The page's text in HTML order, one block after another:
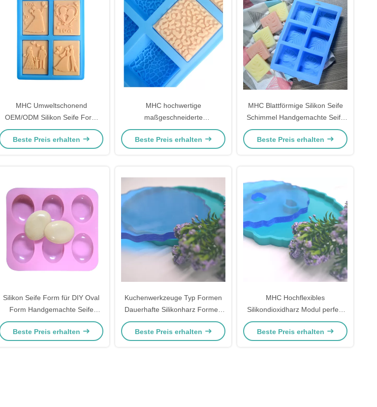
MHC Umweltschonend
OEM/ODM Silikon Seife Form
Anpassen Schaffen Sie Seife
Formen für die Seife Herstellung
Beste Preis erhalten
MHC hochwertige
maßgeschneiderte
Lebensmittelqualität 3d
handgefertigte Rechteck Silikon
Beste Preis erhalten
MHC Blattförmige Silikon Seife
Schimmel Handgemachte Seife
Schimmeln Seife Schimmel
Beste Preis erhalten
Silikon Seife Form für DIY Oval
Form Handgemachte Seife
Kuchen
Beste Preis erhalten
Kuchenwerkzeuge Typ Formen
Dauerhafte Silikonharz Formen
für DIY Modellherstellung
Anpassung
Beste Preis erhalten
MHC Hochflexibles
Silikondioxidharz Modul perfekt
für DIY Kuchen
Dekorationsformen
Beste Preis erhalten